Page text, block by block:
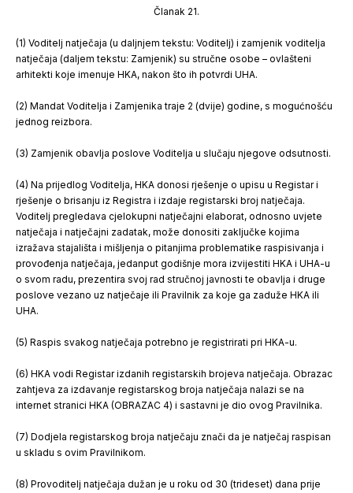
Članak 21.
(1) Voditelj natječaja (u daljnjem tekstu: Voditelj) i zamjenik voditelja
natječaja (daljem tekstu: Zamjenik) su stručne osobe – ovlašteni
arhitekti koje imenuje HKA, nakon što ih potvrdi UHA.
(2) Mandat Voditelja i Zamjenika traje 2 (dvije) godine, s mogućnošću
jednog reizbora.
(3) Zamjenik obavlja poslove Voditelja u slučaju njegove odsutnosti.
(4) Na prijedlog Voditelja, HKA donosi rješenje o upisu u Registar i
rješenje o brisanju iz Registra i izdaje registarski broj natječaja.
Voditelj pregledava cjelokupni natječajni elaborat, odnosno uvjete
natječaja i natječajni zadatak, može donositi zaključke kojima
izražava stajališta i mišljenja o pitanjima problematike raspisivanja i
provođenja natječaja, jedanput godišnje mora izvijestiti HKA i UHA-u
o svom radu, prezentira svoj rad stručnoj javnosti te obavlja i druge
poslove vezano uz natječaje ili Pravilnik za koje ga zaduže HKA ili
UHA.
(5) Raspis svakog natječaja potrebno je registrirati pri HKA-u.
(6) HKA vodi Registar izdanih registarskih brojeva natječaja. Obrazac
zahtjeva za izdavanje registarskog broja natječaja nalazi se na
internet stranici HKA (OBRAZAC 4) i sastavni je dio ovog Pravilnika.
(7) Dodjela registarskog broja natječaju znači da je natječaj raspisan
u skladu s ovim Pravilnikom.
(8) Provoditelj natječaja dužan je u roku od 30 (trideset) dana prije